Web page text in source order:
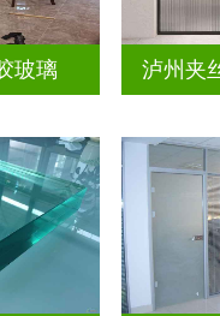
玻璃 泸州夹